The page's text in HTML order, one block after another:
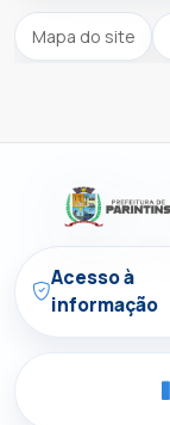
Mapa do site
Acesso à
informação